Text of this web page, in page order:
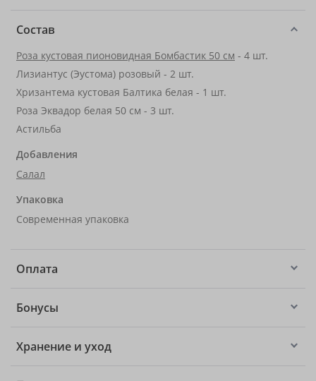
Состав
Роза кустовая пионовидная Бомбастик 50 см - 4 шт.
Лизиантус (Эустома) розовый - 2 шт.
Хризантема кустовая Балтика белая - 1 шт.
Роза Эквадор белая 50 см - 3 шт.
Астильба
Добавления
Салал
Упаковка
Современная упаковка
Оплата
Бонусы
Хранение и уход